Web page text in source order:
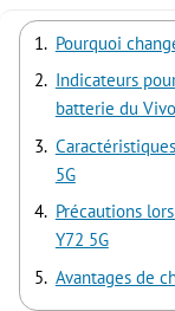
Pourquoi
Indicateurs
batterie du
5G
Précautions
Y72 5G
Avantages de